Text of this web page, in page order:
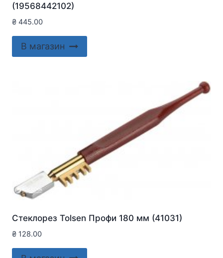
(19568442102)
₴ 445.00
В магазин
Стеклорез Tolsen Профи 180 мм (41031)
₴ 128.00